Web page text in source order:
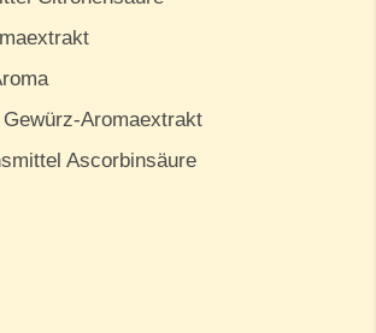
Gewürz-Aromaextrakt
Ascorbinsäure